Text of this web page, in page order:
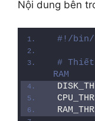
Nội dung bên
#!/bin/
# Thiết
RAM